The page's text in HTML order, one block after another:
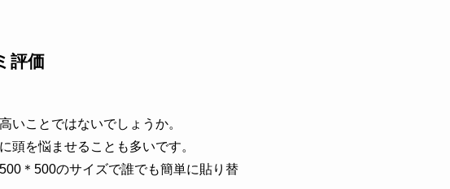
評価
いことではないでしょうか。
頭を悩ませることも多いです。
＊500のサイズで誰でも簡単に貼り替